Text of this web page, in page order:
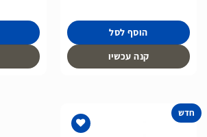
הוסף לסל
קנה עכשיו
חדש